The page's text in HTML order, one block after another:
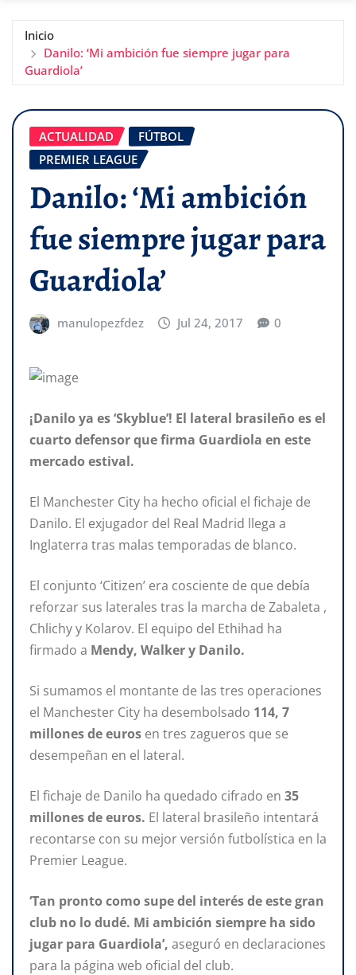
Inicio
Danilo: ‘Mi ambición fue siempre jugar para
Guardiola’
ACTUALIDAD
FÚTBOL
PREMIER LEAGUE
Danilo: ‘Mi ambición
fue siempre jugar para
Guardiola’
manulopezfdez Jul 24, 2017 0
¡Danilo ya es ‘Skyblue’! El lateral brasileño es el
cuarto defensor que firma Guardiola en este
mercado estival.
El Manchester City ha hecho oficial el fichaje de
Danilo. El exjugador del Real Madrid llega a
Inglaterra tras malas temporadas de blanco.
El conjunto ‘Citizen’ era cosciente de que debía
reforzar sus laterales tras la marcha de Zabaleta ,
Chlichy y Kolarov. El equipo del Ethihad ha
firmado a Mendy, Walker y Danilo.
Si sumamos el montante de las tres operaciones
el Manchester City ha desembolsado 114, 7
millones de euros en tres zagueros que se
desempeñan en el lateral.
El fichaje de Danilo ha quedado cifrado en 35
millones de euros. El lateral brasileño intentará
recontarse con su mejor versión futbolística en la
Premier League.
‘Tan pronto como supe del interés de este gran
club no lo dudé. Mi ambición siempre ha sido
jugar para Guardiola’, aseguró en declaraciones
para la página web oficial del club.